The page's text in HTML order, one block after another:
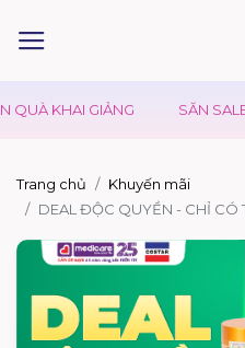
KHAI GIẢNG SĂN
Trang chủ
Khuyến mãi
DEAL ĐỘC QUYỀN - CHỈ CÓ